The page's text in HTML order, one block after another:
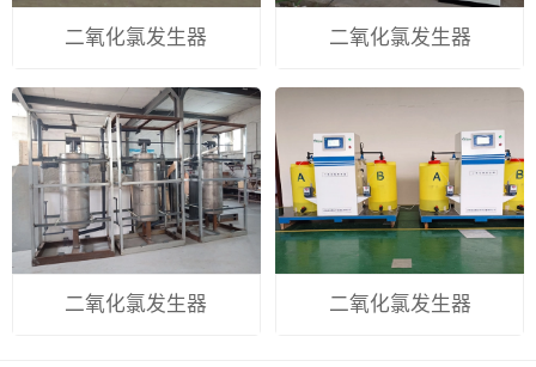
二氧化氯发生器 二氧化氯发生器
二氧化氯发生器 二氧化氯发生器